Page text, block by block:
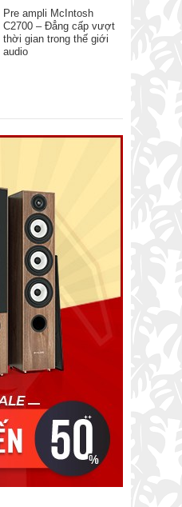
Pre ampli McIntosh
C2700 – Đẳng cấp vượt
thời gian trong thế giới
audio